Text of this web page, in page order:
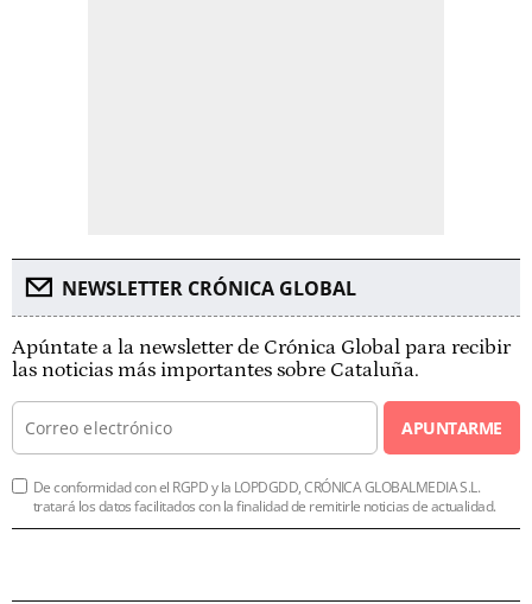
NEWSLETTER CRÓNICA GLOBAL
Apúntate a la newsletter de Crónica Global para recibir
las noticias más importantes sobre Cataluña.
APUNTARME
De conformidad con el RGPD y la LOPDGDD, CRÓNICA GLOBALMEDIA S.L.
tratará los datos facilitados con la finalidad de remitirle noticias de actualidad.